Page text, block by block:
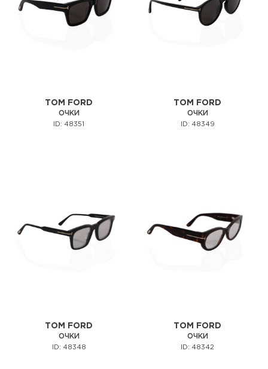
TOM FORD
ОЧКИ
ID: 48351
TOM FORD
ОЧКИ
ID: 48349
TOM FORD
ОЧКИ
ID: 48348
TOM FORD
ОЧКИ
ID: 48342